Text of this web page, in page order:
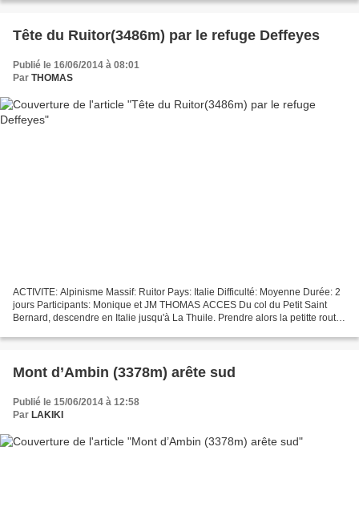
Tête du Ruitor(3486m) par le refuge Deffeyes
Publié le 16/06/2014 à 08:01
Par THOMAS
ACTIVITE: Alpinisme Massif: Ruitor Pays: Italie Difficulté: Moyenne Durée: 2
jours Participants: Monique et JM THOMAS ACCES Du col du Petit Saint
Bernard, descendre en Italie jusqu'à La Thuile. Prendre alors la petitte route
Mont d’Ambin (3378m) arête sud
Publié le 15/06/2014 à 12:58
Par LAKIKI